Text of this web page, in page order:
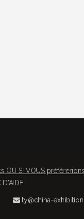
OU SI VOUS
 ty@china-